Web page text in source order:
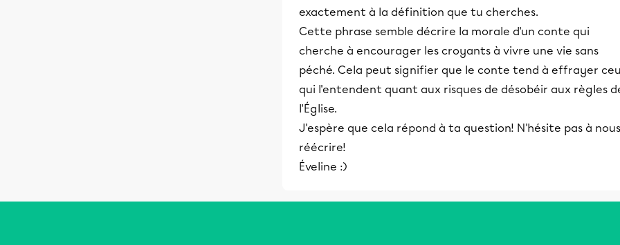
exactement à la définition que tu cherches.
Cette phrase semble décrire la morale d'un conte qui
cherche à encourager les croyants à vivre une vie sans
péché. Cela peut signifier que le conte tend à effrayer
qui l'entendent quant aux risques de désobéir aux règles
l'Église.
J'espère que cela répond à ta question! N'hésite pas à nous
réécrire!
Éveline :)